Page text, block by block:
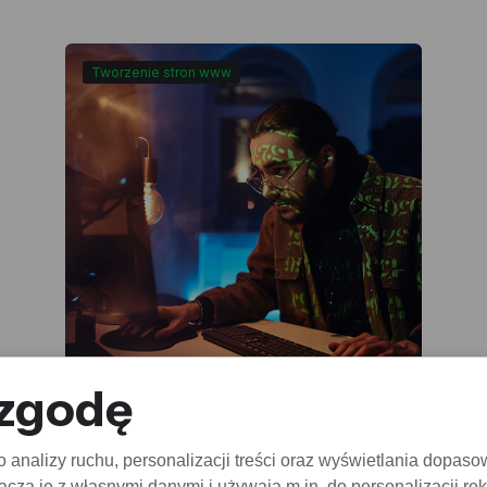
Tworzenie stron www
Atrybut ping w linku
ruchu, personalizacji treści oraz wyświetlania